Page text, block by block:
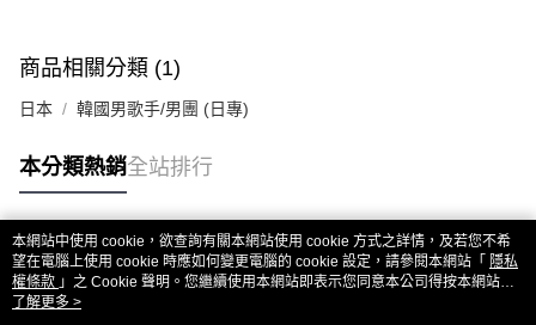
商品相關分類 (1)
日本 韓國男歌手/男團 (日專)
本分類熱銷全站排行
熱門標籤
本網站中使用 cookie，欲查詢有關本網站使用 cookie 方式之詳情，及若您不希
望在電腦上使用 cookie 時應如何變更電腦的 cookie 設定，請參閱本網站「 隱私
權條款 」之 Cookie 聲明。您繼續使用本網站即表示您同意本公司得按本網站使
用條款之 Cookie 聲明使用 cookie。
了解更多 >